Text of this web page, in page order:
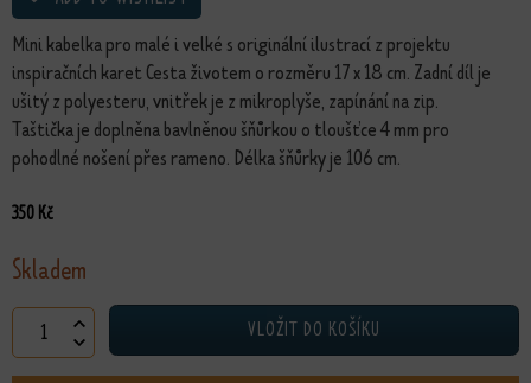
Mini kabelka pro malé i velké s originální ilustrací z projektu
inspiračních karet Cesta životem o rozměru 17 x 18 cm. Zadní díl je
ušitý z polyesteru, vnitřek je z mikroplyše, zapínání na zip.
Taštička je doplněna bavlněnou šňůrkou o tloušťce 4 mm pro
pohodlné nošení přes rameno. Délka šňůrky je 106 cm.
350 Kč
Skladem
Taštička Tvořím svůj život množstvíVLOŽIT DO KOŠÍKU